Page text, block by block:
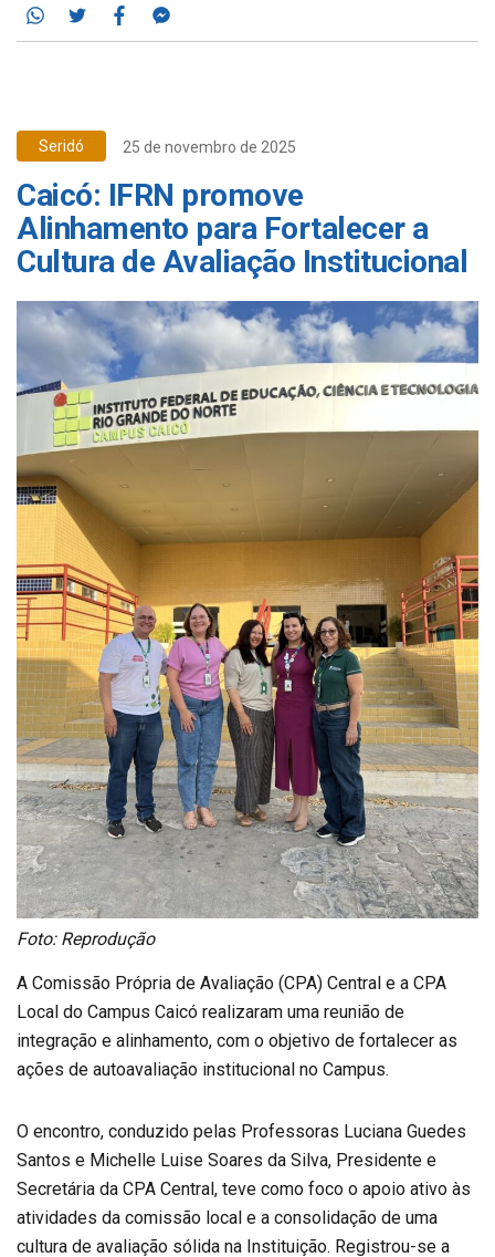
Whatsapp
TwitterFacebook
Seridó 25 de novembro de 2025
Caicó: IFRN promove
Alinhamento para Fortalecer a
Cultura de Avaliação Institucional
Foto: Reprodução
A Comissão Própria de Avaliação (CPA) Central e a CPA
Local do Campus Caicó realizaram uma reunião de
integração e alinhamento, com o objetivo de fortalecer as
ações de autoavaliação institucional no Campus.
O encontro, conduzido pelas Professoras Luciana Guedes
Santos e Michelle Luise Soares da Silva, Presidente e
Secretária da CPA Central, teve como foco o apoio ativo às
atividades da comissão local e a consolidação de uma
cultura de avaliação sólida na Instituição. Registrou-se a